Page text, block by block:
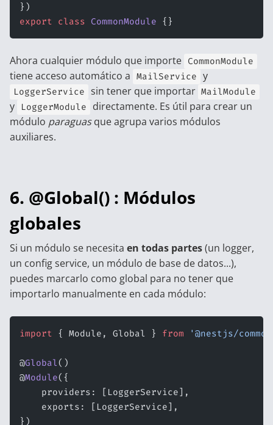
})
export class CommonModule {}
Ahora cualquier módulo que importe CommonModule
tiene acceso automático a MailService y
LoggerService sin tener que importar MailModule
y LoggerModule
directamente. Es útil para crear un
módulo paraguasque agrupa varios módulos
auxiliares.
6. @Global() : Módulos
globales
Si un módulo se necesita en todas partes(un logger,
un config service, un módulo de base de datos...),
puedes marcarlo como global para no tener que
importarlo manualmente en cada módulo:
import { Module, Global } from '@nestjs/
@Global()
@Module({
    providers: [LoggerService],
    exports: [LoggerService],
})